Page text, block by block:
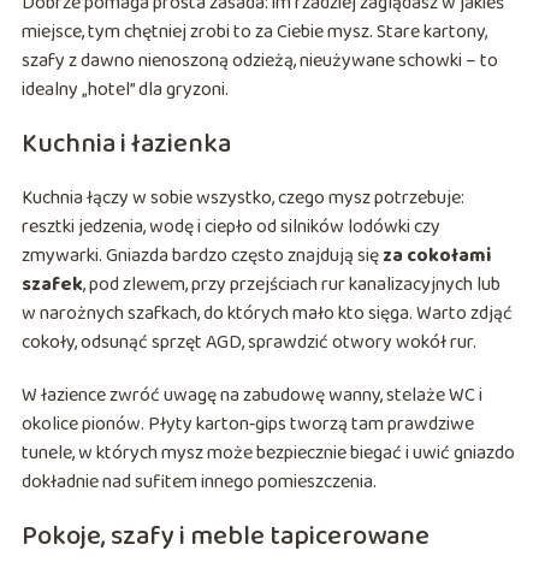
miejsce, tym chętniej zrobi to za Ciebie mysz. Stare kartony,
szafy z dawno nienoszoną odzieżą, nieużywane schowki – to
idealny „hotel” dla gryzoni.
Kuchnia i łazienka
Kuchnia łączy w sobie wszystko, czego mysz potrzebuje:
resztki jedzenia, wodę i ciepło od silników lodówki czy
zmywarki. Gniazda bardzo często znajdują sięza cokołami
szafek, pod zlewem, przy przejściach rur kanalizacyjnych lub
w narożnych szafkach, do których mało kto sięga. Warto zdjąć
cokoły, odsunąć sprzęt AGD, sprawdzić otwory wokół rur.
W łazience zwróć uwagę na zabudowę wanny, stelaże WC i
okolice pionów. Płyty karton‑gips tworzą tam prawdziwe
tunele, w których mysz może bezpiecznie biegać i uwić gniazdo
dokładnie nad sufitem innego pomieszczenia.
Pokoje, szafy i meble tapicerowane